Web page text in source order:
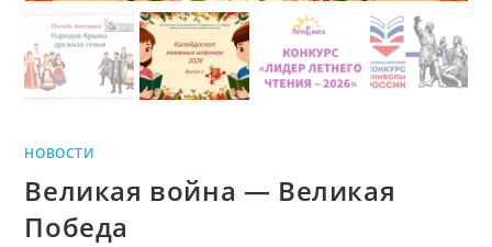
НОВОСТИ
Великая война — Великая
Победа